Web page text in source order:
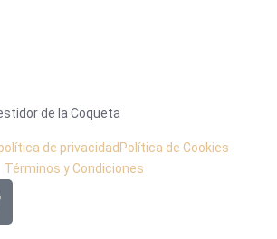
de la Coqueta
de privacidadPolítica de Cookies
Términos y Condiciones